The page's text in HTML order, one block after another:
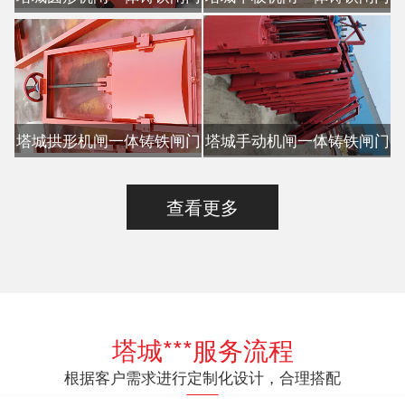
塔城拱形机闸一体铸铁闸门 塔城手动机闸一体铸铁闸门
查看更多
塔城***服务流程
根据客户需求进行定制化设计，合理搭配